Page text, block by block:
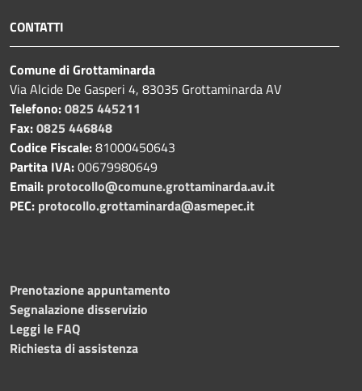
CONTATTI
Comune di Grottaminarda
Via Alcide De Gasperi 4, 83035 Grottaminarda AV
Telefono:0825 445211
Fax:0825 446848
Codice Fiscale:81000450643
Partita IVA:00679980649
Email: protocollo@comune.grottaminarda.av.it
PEC: protocollo.grottaminarda@asmepec.it
Prenotazione appuntamento
Segnalazione disservizio
Leggi le FAQ
Richiesta di assistenza